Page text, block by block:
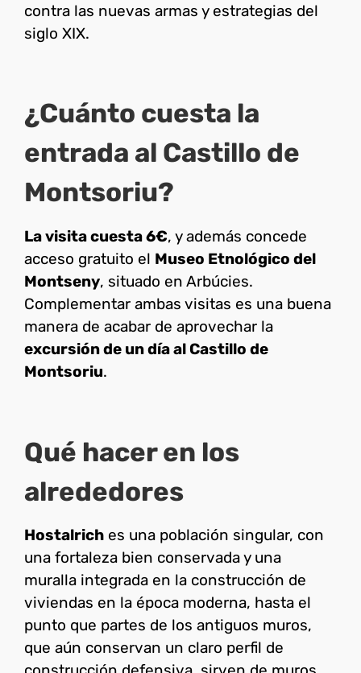
contra las nuevas armas y estrategias del
siglo XIX.
¿Cuánto cuesta la
entrada al Castillo de
Montsoriu?
La visita cuesta 6€, y además concede
acceso gratuito el Museo Etnológico del
Montseny, situado en Arbúcies.
Complementar ambas visitas es una buena
manera de acabar de aprovechar la
excursión de un día al Castillo de
Montsoriu.
Qué hacer en los
alrededores
Hostalriches una población singular, con
una fortaleza bien conservada y una
muralla integrada en la construcción de
viviendas en la época moderna, hasta el
punto que partes de los antiguos muros,
que aún conservan un claro perfil de